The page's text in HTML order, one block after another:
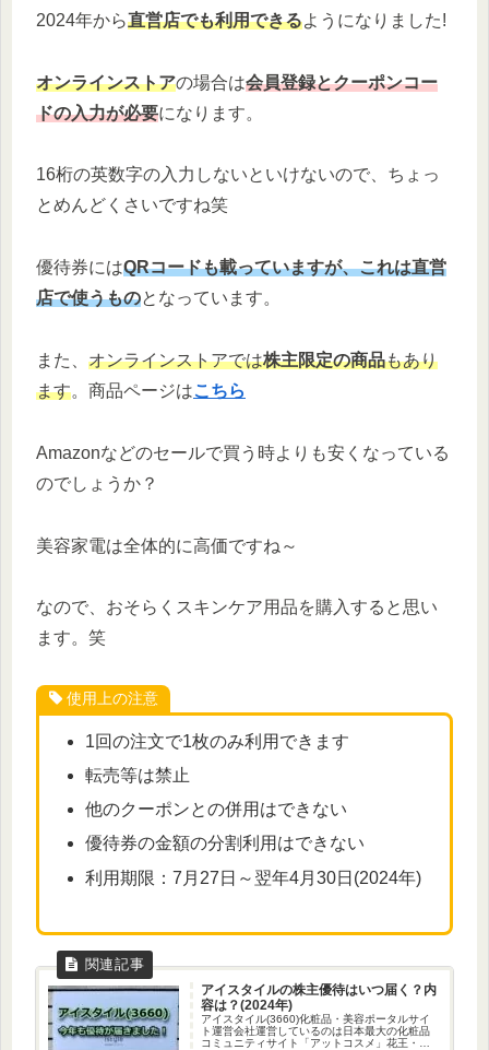
2024年から直営店でも利用できるようになりました!
オンラインストアの場合は会員登録とクーポンコー
ドの入力が必要になります。
16桁の英数字の入力しないといけないので、ちょっ
とめんどくさいですね笑
優待券にはQRコードも載っていますが、これは直営
店で使うものとなっています。
また、 オンラインストアでは株主限定の商品もあり
ます。商品ページはこちら
Amazonなどのセールで買う時よりも安くなっている
のでしょうか？
美容家電は全体的に高価ですね～
なので、おそらくスキンケア用品を購入すると思い
ます。笑
使用上の注意
1回の注文で1枚のみ利用できます
転売等は禁止
他のクーポンとの併用はできない
優待券の金額の分割利用はできない
利用期限：7月27日～翌年4月30日(2024年)
アイスタイルの株主優待はいつ届く？内
容は？(2024年)
アイスタイル(3660)化粧品・美容ポータルサイ
ト運営会社運営しているのは日本最大の化粧品
コミュニティサイト「アットコスメ」花王・コ